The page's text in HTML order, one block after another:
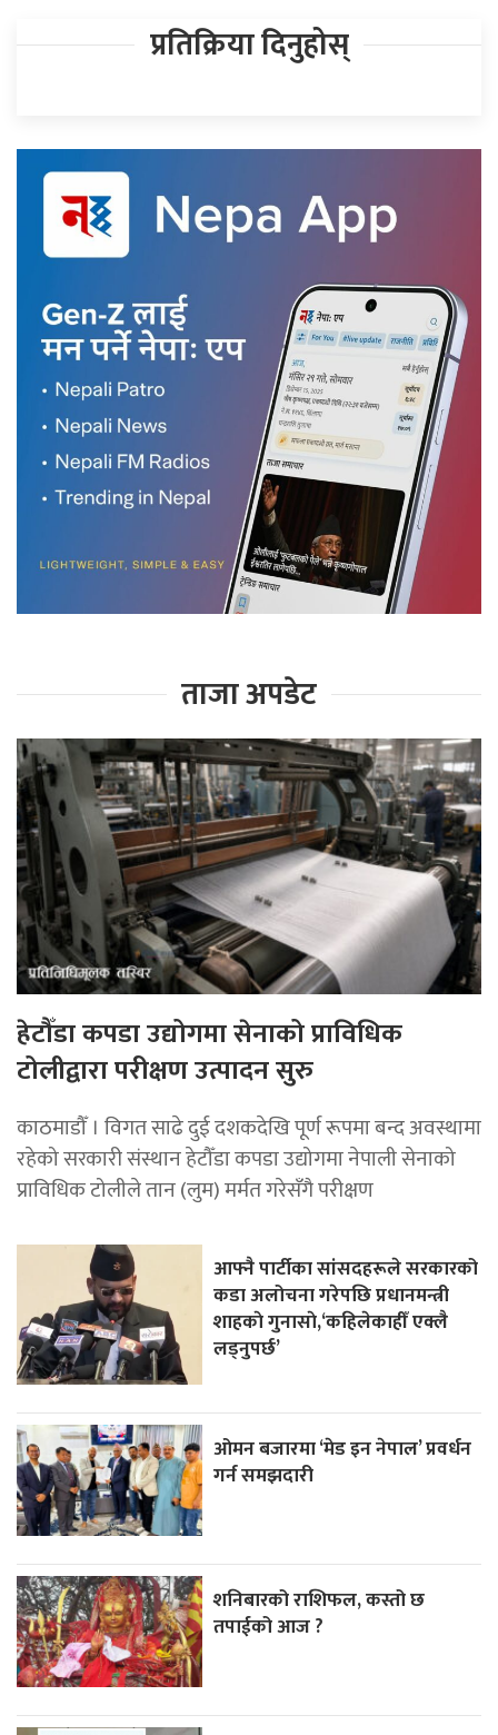
प्रतिक्रिया दिनुहोस्
ताजा अपडेट
हेटौँडा कपडा उद्योगमा सेनाको प्राविधिक
टोलीद्वारा परीक्षण उत्पादन सुरु
काठमाडौँ । विगत साढे दुई दशकदेखि पूर्ण रूपमा बन्द अवस्थामा
रहेको सरकारी संस्थान हेटौँडा कपडा उद्योगमा नेपाली सेनाको
प्राविधिक टोलीले तान (लुम) मर्मत गरेसँगै परीक्षण
आफ्नै पार्टीका सांसदहरूले सरकारको
कडा अलोचना गरेपछि प्रधानमन्त्री
शाहकाे गुनासाे,‘कहिलेकाहीँ एक्लै
लड्नुपर्छ’
ओमन बजारमा ‘मेड इन नेपाल’ प्रवर्धन
गर्न समझदारी
शनिबारको राशिफल, कस्तो छ
तपाईको आज ?